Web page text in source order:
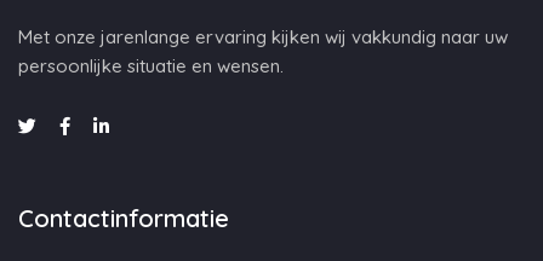
Met onze jarenlange ervaring kijken wij vakkundig naar uw
persoonlijke situatie en wensen.
Contactinformatie